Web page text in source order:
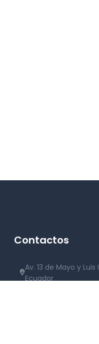
Contactos
Av. 13 de Mayo y
Ecuador